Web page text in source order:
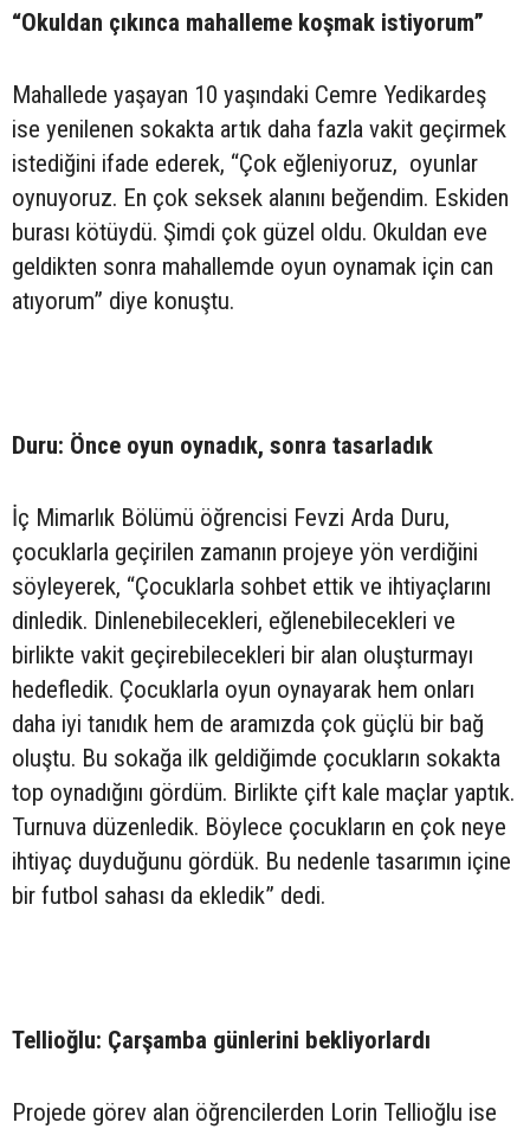
“Okuldan çıkınca mahalleme koşmak istiyorum”
Mahallede yaşayan 10 yaşındaki Cemre Yedikardeş
ise yenilenen sokakta artık daha fazla vakit geçirmek
istediğini ifade ederek, “Çok eğleniyoruz, oyunlar
oynuyoruz. En çok seksek alanını beğendim. Eskiden
burası kötüydü. Şimdi çok güzel oldu. Okuldan eve
geldikten sonra mahallemde oyun oynamak için can
atıyorum” diye konuştu.
Duru: Önce oyun oynadık, sonra tasarladık
İç Mimarlık Bölümü öğrencisi Fevzi Arda Duru,
çocuklarla geçirilen zamanın projeye yön verdiğini
söyleyerek, “Çocuklarla sohbet ettik ve ihtiyaçlarını
dinledik. Dinlenebilecekleri, eğlenebilecekleri ve
birlikte vakit geçirebilecekleri bir alan oluşturmayı
hedefledik. Çocuklarla oyun oynayarak hem onları
daha iyi tanıdık hem de aramızda çok güçlü bir bağ
oluştu. Bu sokağa ilk geldiğimde çocukların sokakta
top oynadığını gördüm. Birlikte çift kale maçlar yaptık.
Turnuva düzenledik. Böylece çocukların en çok neye
ihtiyaç duyduğunu gördük. Bu nedenle tasarımın içine
bir futbol sahası da ekledik” dedi.
Tellioğlu: Çarşamba günlerini bekliyorlardı
Projede görev alan öğrencilerden Lorin Tellioğlu ise